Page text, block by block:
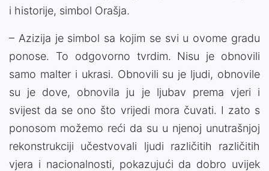
i historije, simbol Orašja.
– Azizija je simbol sa kojim se svi u ovome gradu
ponose. To odgovorno tvrdim. Nisu je obnovili
samo malter i ukrasi. Obnovili su je ljudi, obnovile
su je dove, obnovila ju je ljubav prema vjeri i
svijest da se ono što vrijedi mora čuvati. I zato s
ponosom možemo reći da su u njenoj unutrašnjoj
rekonstrukciji učestvovali ljudi različitih različitih
vjera i nacionalnosti, pokazujući da dobro uvijek